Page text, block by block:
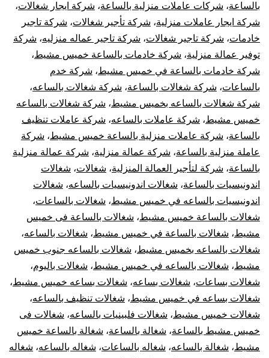
بالساعة، شركات عاملات منزلية بالساعة، شركة ايجار شغالات،
شركة ايجار عاملات منزلية، شركة تأجير شغالات، شركة تاجير
خادمات، شركة تاجير شغالات، شركة تاجير عماله منزليه، شركة
توفير عمالة منزلية، شركة خادمات بالساعة خميس مشيط،
شركة خادمات بالساعة في خميس مشيط، شركة خدم
بالساعات، شركة شغالات بالساعة، شركة شغالات بالساعه،
شركة شغالات بالساعه بخميس مشيط، شركة شغالات بالساعه
خميس مشيط، شركة عاملات بالساعه، شركة عاملات تنظيف
بالساعة، شركة عاملات منزلية بالساعة خميس مشيط، شركة
عاملة منزلية بالساعة، شركة عمالة منزلية، شركة عمالة منزلية
بالساعة، شركة لتأجير العمالة المنزلية، شغالات، شغالات
اندونيسيات بالساعة، شغالات اندونيسيات بالساعه، شغالات
اندونيسيات بالساعه في خميس مشيط، شغالات بالساعات،
شغالات بالساعة خميس مشيط، شغالات بالساعة فى خميس
مشيط، شغالات بالساعة في خميس مشيط، شغالات بالساعه،
شغالات بالساعه بخميس مشيط، شغالات بالساعه جنوب خميس
مشيط، شغالات بالساعه في خميس مشيط، شغالات باليوم،
شغالات بساعات، شغالات بساعه، شغالات بساعه خميس مشيط،
شغالات بساعه في خميس مشيط، شغالات تنظيف بالساعه،
شغالات خميس مشيط، شغالات فلبينيات بالساعه، شغالات فى
خميس مشيط بالساعة، شغالة بالساعة، شغالة بالساعة خميس
مشيط، شغالة بالساعه، شغاله بالساعات، شغاله بالساعه، شغاله